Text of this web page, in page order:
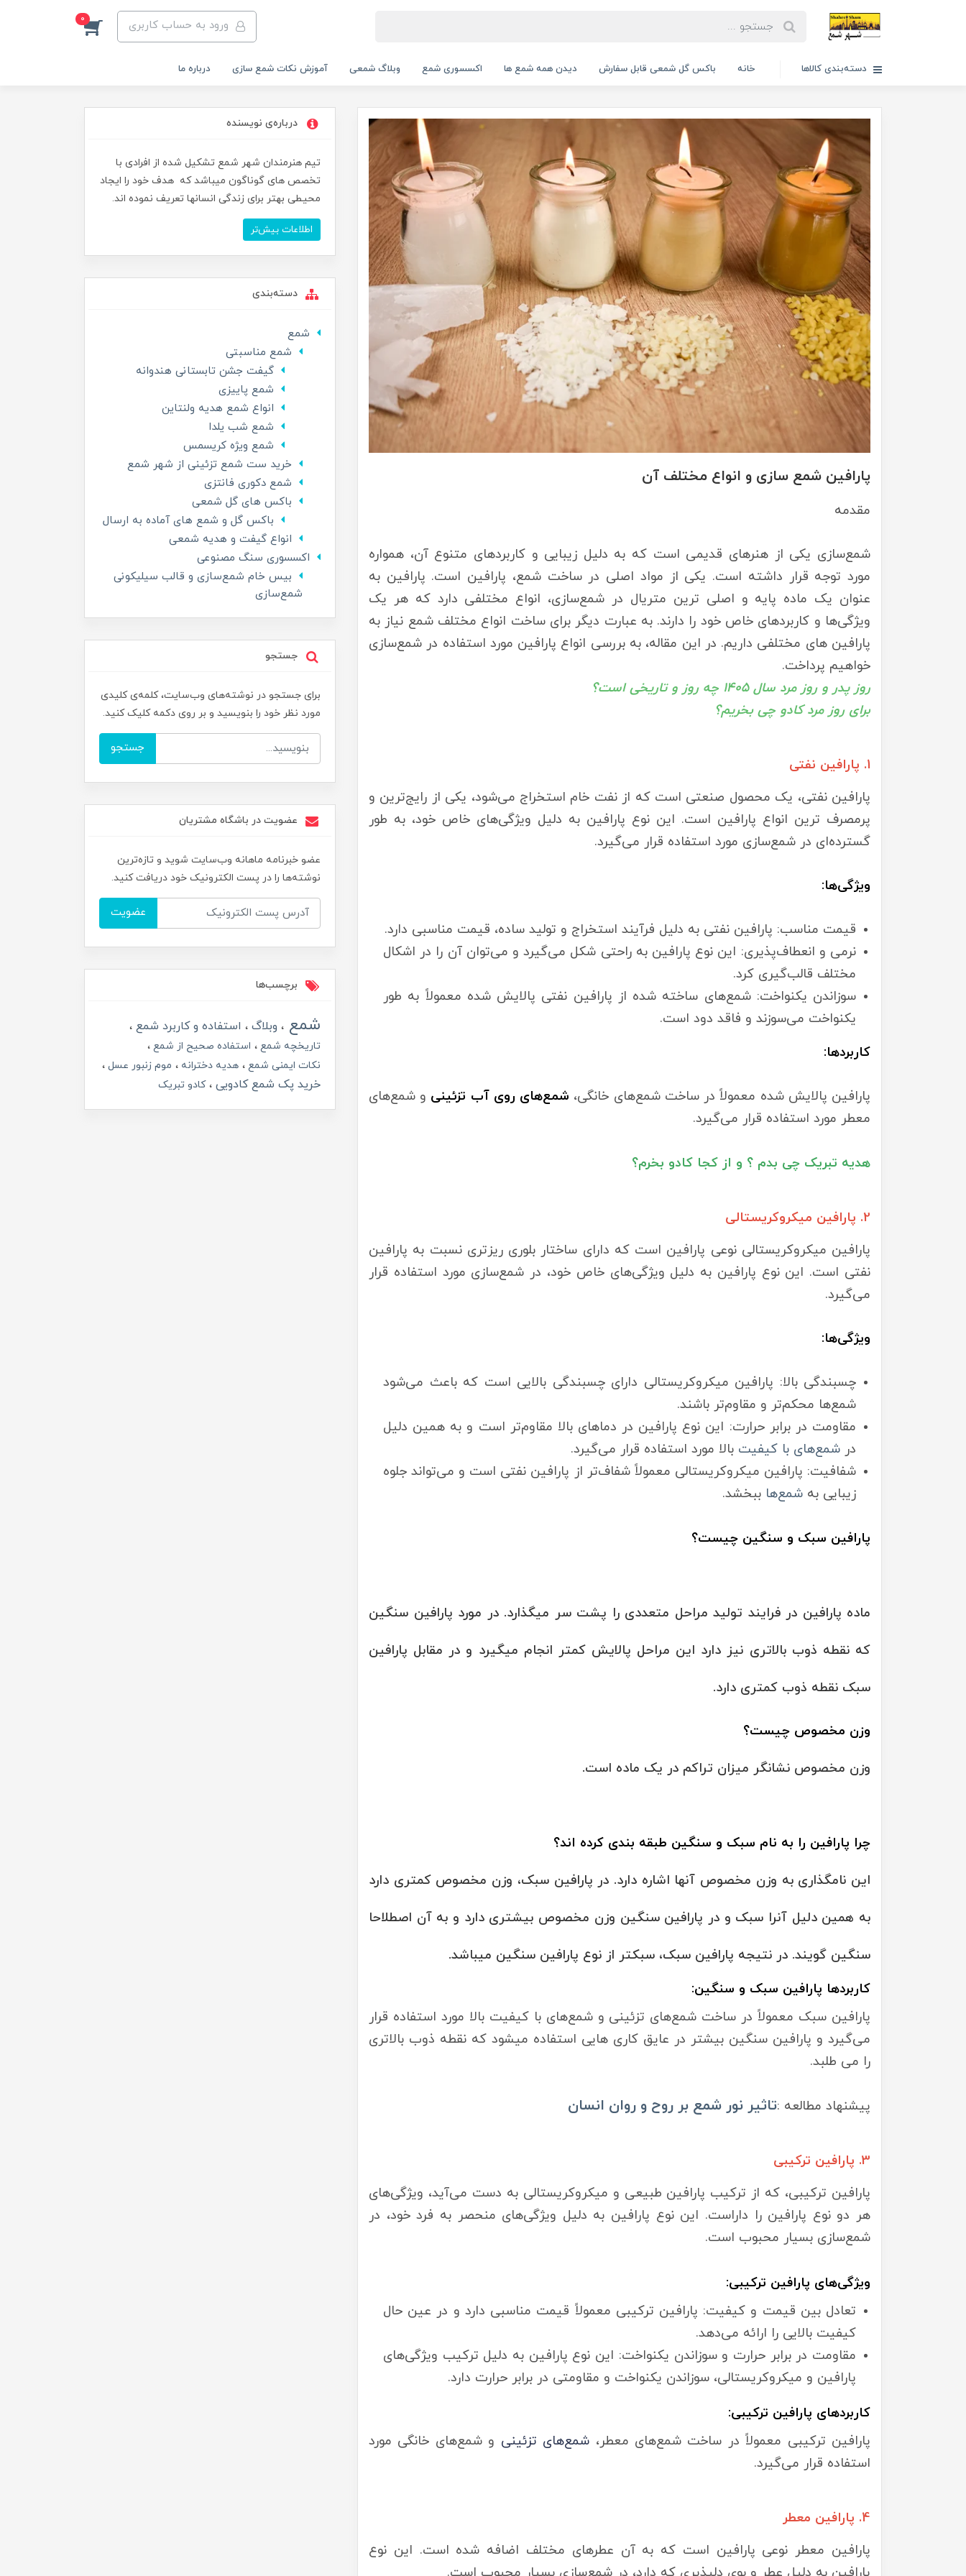
ورود به حساب کاربری 0
دسته‌بندی کالاها خانه باکس گل شمعی قابل سفارش دیدن همه شمع ها اکسسوری شمع وبلاگ شمعی آموزش نکات شمع سازی درباره ما
پارافین شمع سازی و انواع مختلف آن
مقدمه
شمع‌سازی یکی از هنرهای قدیمی است که به دلیل زیبایی و کاربردهای متنوع آن، همواره
مورد توجه قرار داشته است. یکی از مواد اصلی در ساخت شمع، پارافین است. پارافین به
عنوان یک ماده پایه و اصلی ترین متریال در شمع‌سازی، انواع مختلفی دارد که هر یک
ویژگی‌ها و کاربردهای خاص خود را دارند. به عبارت دیگر برای ساخت انواع مختلف شمع نیاز به
پارافین های مختلفی داریم. در این مقاله، به بررسی انواع پارافین مورد استفاده در شمع‌سازی
خواهیم پرداخت.
روز پدر و روز مرد سال 1405 چه روز و تاریخی است؟
برای روز مرد کادو چی بخریم؟
1. پارافین نفتی
پارافین نفتی، یک محصول صنعتی است که از نفت خام استخراج می‌شود، یکی از رایج‌ترین و
پرمصرف ترین انواع پارافین است. این نوع پارافین به دلیل ویژگی‌های خاص خود، به طور
گسترده‌ای در شمع‌سازی مورد استفاده قرار می‌گیرد.
ویژگی‌ها:
قیمت مناسب: پارافین نفتی به دلیل فرآیند استخراج و تولید ساده، قیمت مناسبی دارد.
نرمی و انعطاف‌پذیری: این نوع پارافین به راحتی شکل می‌گیرد و می‌توان آن را در اشکال
مختلف قالب‌گیری کرد.
سوزاندن یکنواخت: شمع‌های ساخته شده از پارافین نفتی پالایش شده معمولاً به طور
یکنواخت می‌سوزند و فاقد دود است.
کاربردها:
پارافین پالایش شده معمولاً در ساخت شمع‌های خانگی، شمع‌های روی آب تزئینی و شمع‌های
معطر مورد استفاده قرار می‌گیرد.
هدیه تبریک چی بدم ؟ و از کجا کادو بخرم؟
2. پارافین میکروکریستالی
پارافین میکروکریستالی نوعی پارافین است که دارای ساختار بلوری ریزتری نسبت به پارافین
نفتی است. این نوع پارافین به دلیل ویژگی‌های خاص خود، در شمع‌سازی مورد استفاده قرار
می‌گیرد.
ویژگی‌ها:
چسبندگی بالا: پارافین میکروکریستالی دارای چسبندگی بالایی است که باعث می‌شود
شمع‌ها محکم‌تر و مقاوم‌تر باشند.
مقاومت در برابر حرارت: این نوع پارافین در دماهای بالا مقاوم‌تر است و به همین دلیل
در شمع‌های با کیفیت بالا مورد استفاده قرار می‌گیرد.
شفافیت: پارافین میکروکریستالی معمولاً شفاف‌تر از پارافین نفتی است و می‌تواند جلوه
زیبایی به شمع‌ها ببخشد.
پارافین سبک و سنگین چیست؟
ماده پارافین در فرایند تولید مراحل متعددی را پشت سر میگذارد. در مورد پارافین سنگین
که نقطه ذوب بالاتری نیز دارد این مراحل پالایش کمتر انجام میگیرد و در مقابل پارافین
سبک نقطه ذوب کمتری دارد.
وزن مخصوص چیست؟
وزن مخصوص نشانگر میزان تراکم در یک ماده است.
چرا پارافین را به نام سبک و سنگین طبقه بندی کرده اند؟
این نامگذاری به وزن مخصوص آنها اشاره دارد. در پارافین سبک، وزن مخصوص کمتری دارد
به همین دلیل آنرا سبک و در پارافین سنگین وزن مخصوص بیشتری دارد و به آن اصطلاحا
سنگین گویند. در نتیجه پارافین سبک، سبکتر از نوع پارافین سنگین میباشد.
کاربردها پارافین سبک و سنگین:
پارافین سبک معمولاً در ساخت شمع‌های تزئینی و شمع‌های با کیفیت بالا مورد استفاده قرار
می‌گیرد و پارافین سنگین بیشتر در عایق کاری هایی استفاده میشود که نقطه ذوب بالاتری
را می طلبد.
پیشنهاد مطالعه :تاثیر نور شمع بر روح و روان انسان
3. پارافین ترکیبی
پارافین ترکیبی، که از ترکیب پارافین طبیعی و میکروکریستالی به دست می‌آید، ویژگی‌های
هر دو نوع پارافین را داراست. این نوع پارافین به دلیل ویژگی‌های منحصر به فرد خود، در
شمع‌سازی بسیار محبوب است.
ویژگی‌های پارافین ترکیبی:
تعادل بین قیمت و کیفیت: پارافین ترکیبی معمولاً قیمت مناسبی دارد و در عین حال
کیفیت بالایی را ارائه می‌دهد.
مقاومت در برابر حرارت و سوزاندن یکنواخت: این نوع پارافین به دلیل ترکیب ویژگی‌های
پارافین و میکروکریستالی، سوزاندن یکنواخت و مقاومتی در برابر حرارت دارد.
کاربردهای پارافین ترکیبی:
پارافین ترکیبی معمولاً در ساخت شمع‌های معطر، شمع‌های تزئینی و شمع‌های خانگی مورد
استفاده قرار می‌گیرد.
4. پارافین معطر
پارافین معطر نوعی پارافین است که به آن عطرهای مختلف اضافه شده است. این نوع
درباره‌ی نویسنده
تیم هنرمندان شهر شمع تشکیل شده از افرادی با
تخصص های گوناگون میباشد که هدف خود را ایجاد
محیطی بهتر برای زندگی انسانها تعریف نموده اند.
اطلاعات بیش‌تر
دسته‌بندی
شمع
شمع مناسبتی
گیفت جشن تابستانی هندوانه
شمع پاییزی
انواع شمع هدیه ولنتاین
شمع شب یلدا
شمع ویژه کریسمس
خرید ست شمع تزئینی از شهر شمع
شمع دکوری فانتزی
باکس های گل شمعی
باکس گل و شمع های آماده به ارسال
انواع گیفت و هدیه شمعی
اکسسوری سنگ مصنوعی
بیس خام شمع‌سازی و قالب سیلیکونی
شمع‌سازی
جستجو
برای جستجو در نوشته‌های وب‌سایت، کلمه‌ی کلیدی
مورد نظر خود را بنویسید و بر روی دکمه کلیک کنید.
جستجو
عضویت در باشگاه مشتریان
عضو خبرنامه ماهانه وب‌سایت شوید و تازه‌ترین
نوشته‌ها را در پست الکترونیک خود دریافت کنید.
عضویت
برچسب‌ها
شمع وبلاگ استفاده و کاربرد شمع
تاریخچه شمع
استفاده صحیح از شمع
نکات ایمنی شمع
هدیه دخترانه موم زنبور عسل
خرید پک شمع کادویی کادو تبریک